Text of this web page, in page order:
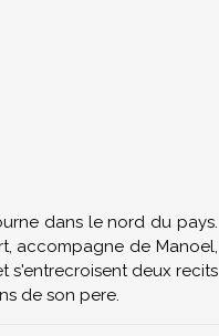
dans le nord du pays.
accompagne de Manoel,
s'entrecroisent deux recits
de son pere.